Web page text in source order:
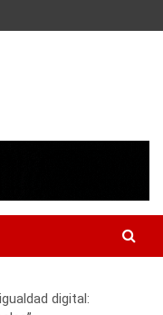
digital: